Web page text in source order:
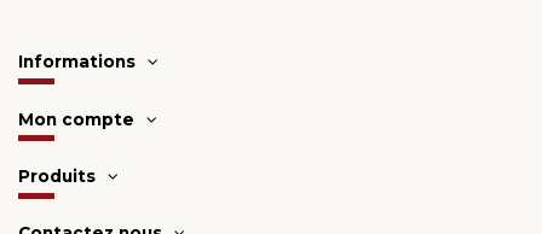
Informations
Mon compte
Produits